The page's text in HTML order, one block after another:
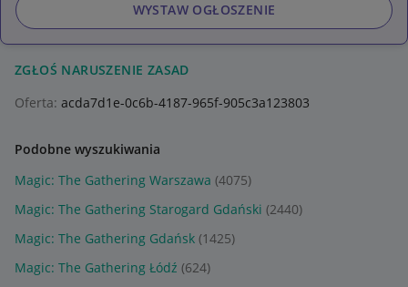
WYSTAW OGŁOSZENIE
ZGŁOŚ NARUSZENIE ZASAD
Oferta: acda7d1e-0c6b-4187-965f-905c3a123803
Podobne wyszukiwania
Magic: The Gathering Warszawa (4075)
Magic: The Gathering Starogard Gdański (2440)
Magic: The Gathering Gdańsk (1425)
Magic: The Gathering Łódź (624)